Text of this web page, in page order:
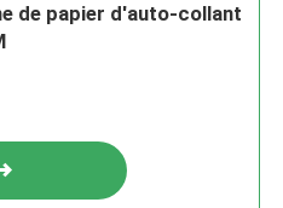
de papier d'auto-collant